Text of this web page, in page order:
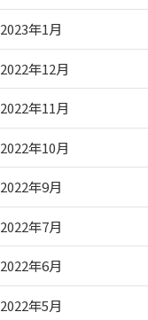
2023年1月
2022年12月
2022年11月
2022年10月
2022年9月
2022年7月
2022年6月
2022年5月